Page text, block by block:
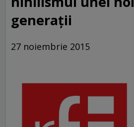
generaţii
27 noiembrie 2015